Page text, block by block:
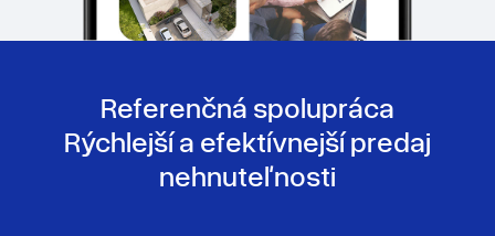
Referenčná spolupráca
Rýchlejší a efektívnejší predaj
nehnuteľnosti